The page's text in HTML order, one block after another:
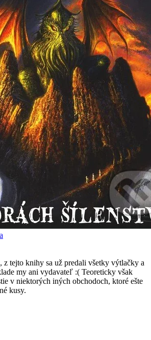
z tejto knihy sa už predali všetky výtlačky a
my ani vydavateľ :( Teoreticky však
v niektorých iných obchodoch, ktoré ešte
kusy.